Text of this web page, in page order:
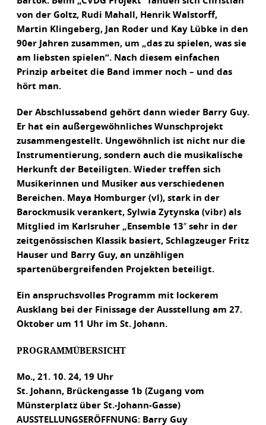
von der Goltz, Rudi Mahall, Henrik Walstorff,
Martin Klingeberg, Jan Roder und Kay Lübke in den
90er Jahren zusammen, um „das zu spielen, was sie
am liebsten spielen“. Nach diesem einfachen
Prinzip arbeitet die Band immer noch – und das
hört man.
Der Abschlussabend gehört dann wieder Barry Guy.
Er hat ein außergewöhnliches Wunschprojekt
zusammengestellt. Ungewöhnlich ist nicht nur die
Instrumentierung, sondern auch die musikalische
Herkunft der Beteiligten. Wieder treffen sich
Musikerinnen und Musiker aus verschiedenen
Bereichen. Maya Homburger (vl), stark in der
Barockmusik verankert, Sylwia Zytynska (vibr) als
Mitglied im Karlsruher „Ensemble 13″ sehr in der
zeitgenössischen Klassik basiert, Schlagzeuger Fritz
Hauser und Barry Guy, an unzähligen
spartenübergreifenden Projekten beteiligt.
Ein anspruchsvolles Programm mit lockerem
Ausklang bei der Finissage der Ausstellung am 27.
Oktober um 11 Uhr im St. Johann.
PROGRAMMÜBERSICHT
Mo., 21. 10. 24, 19 Uhr
St. Johann, Brückengasse 1b (Zugang vom
Münsterplatz über St.-Johann-Gasse)
AUSSTELLUNGSERÖFFNUNG: Barry Guy